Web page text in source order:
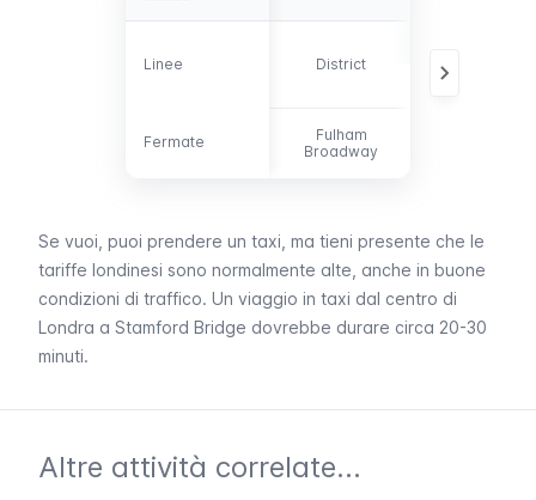
Linee
Fermate
Linee District
295, 306, 328,
414, 424, C3
Fermate
Fulham
Broadway
Se vuoi, puoi prendere un taxi , ma tieni presente che le
tariffe londinesi sono normalmente alte, anche in buone
condizioni di traffico. Un viaggio in taxi dal centro di
Londra a Stamford Bridge dovrebbe durare circa 20-30
minuti.
Altre attività correlate...